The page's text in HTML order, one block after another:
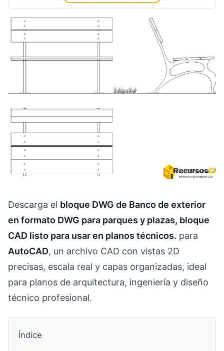
Descarga el bloque DWG de Banco de exterior
en formato DWG para parques y plazas, bloque
CAD listo para usar en planos técnicos. para
AutoCAD, un archivo CAD con vistas 2D
precisas, escala real y capas organizadas, ideal
para planos de arquitectura, ingeniería y diseño
técnico profesional.
Índice